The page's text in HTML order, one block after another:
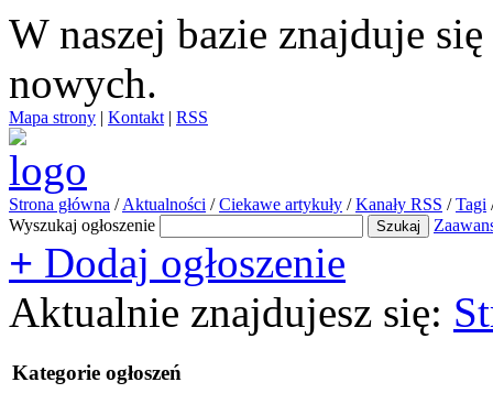
W naszej bazie znajduje się
nowych.
Mapa strony | Kontakt | RSS
Strona główna / Aktualności / Ciekawe artykuły / Kanały RSS / Tagi
Wyszukaj ogłoszenie
+ Dodaj ogłoszenie
Aktualnie znajdujesz się:
Kategorie ogłoszeń